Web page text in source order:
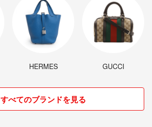
HERMES GUCCI
すべてのブランドを見る